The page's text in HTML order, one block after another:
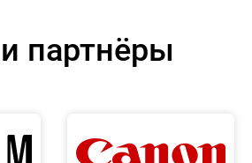
партнёры